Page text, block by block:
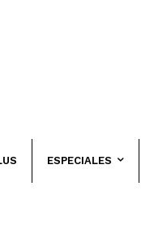
ESPECIALES